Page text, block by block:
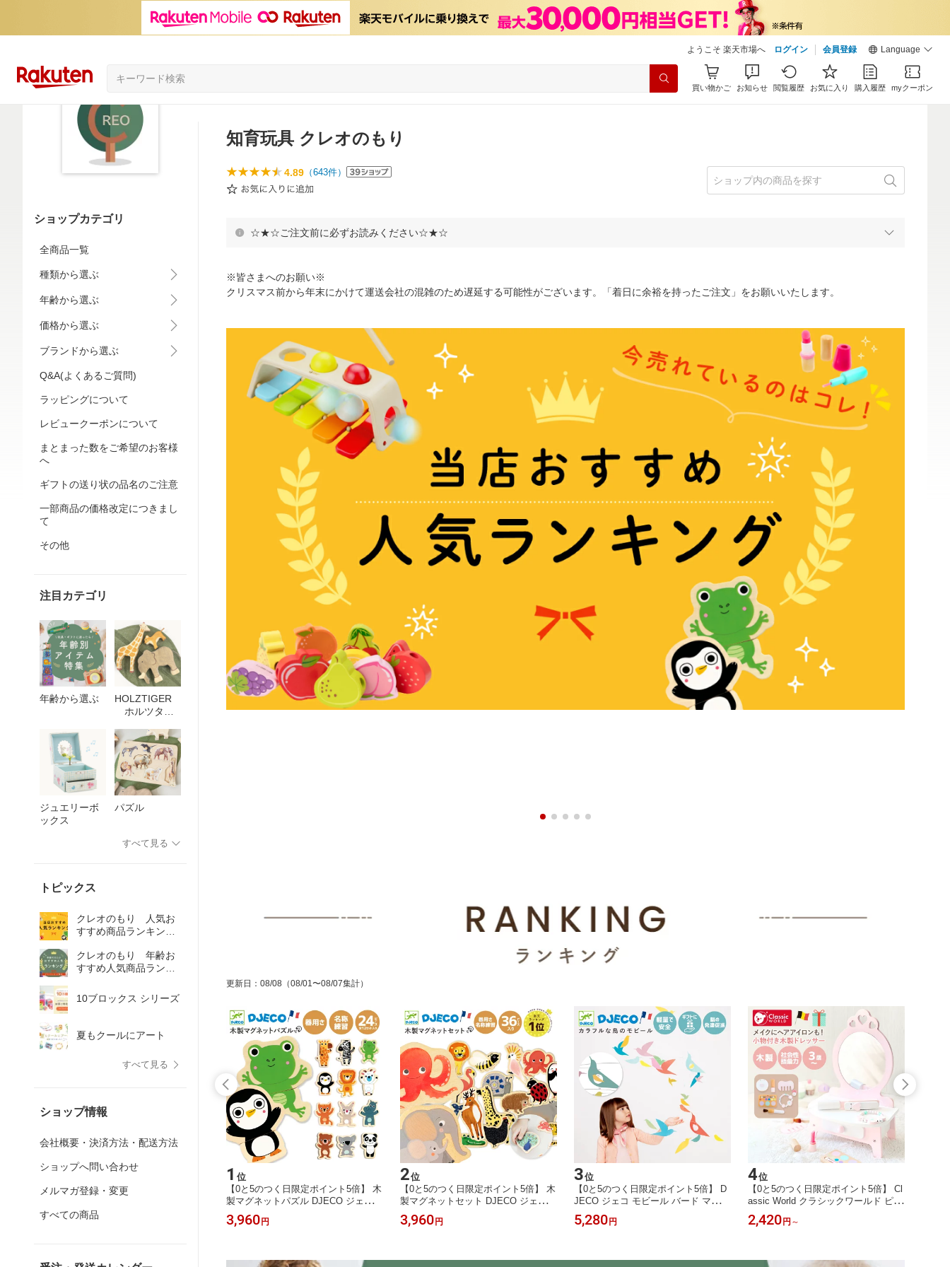
ようこそ 楽天市場へ ログイン 会員登録 Language
買い物かご お知らせ 閲覧履歴 お気に入り 購入履歴 myクーポン
ショップカテゴリ
全商品一覧
種類から選ぶ
年齢から選ぶ
価格から選ぶ
ブランドから選ぶ
Q&A(よくあるご質問)
ラッピングについて
レビュークーポンについて
まとまった数をご希望のお客様
へ
ギフトの送り状の品名のご注意
一部商品の価格改定につきまし
て
その他
注目カテゴリ
年齢から選ぶ
HOLZTIGER
ホルツタイ
ジュエリーボ
ックス
パズル
すべて見る
トピックス
クレオのもり 人気お
すすめ商品ランキン
クレオのもり 年齢お
すすめ人気商品ランキ
10ブロックス シリーズ
夏もクールにアート
すべて見る
ショップ情報
会社概要・決済方法・配送方法
ショップへ問い合わせ
メルマガ登録・変更
すべての商品
知育玩具 クレオのもり
4.89 （643件）
☆★☆ご注文前に必ずお読みください☆★☆
※皆さまへのお願い※
クリスマス前から年末にかけて運送会社の混雑のため遅延する可能性がございます。「着日に余裕を持ったご注文」をお願いいたします。
更新日 ： 08/08 （08/01〜08/07集計）
15
【0と5のつく日限定ポイント5倍】 カ
コ ヘッドバンド プレシャス アクセサ
3,520円
1 位
【0と5のつく日限定ポイント5倍】 木
製マグネットパズル DJECO ジェコ
クク ジャングル 木の磁石おもちゃ 12
種類の動物 絵合わせ 1歳 2歳 知育玩
3,960円
2位
【0と5のつく日限定ポイント5倍】 木
製マグネットセット DJECO ジェコ
マグニモ 木の磁石おもちゃ 36ピース
2歳 3歳 知育玩具 男の子 女の子 おし
3,960円
3位
【0と5のつく日限定ポイント5倍】 D
JECO ジェコ モビール バード マルチ
カラー 鳥 ベッドメリー 0歳 赤ちゃん
おしゃれ インテリア 女の子 男の子
5,280円
4位
【0と5のつく日限定ポイント5倍】 Cl
assic World クラシックワールド ピン
クドレッサー 木製 子供用 メイク化粧
台 おもちゃ 3歳 4歳 女の子 おめかし
2,420円 ～